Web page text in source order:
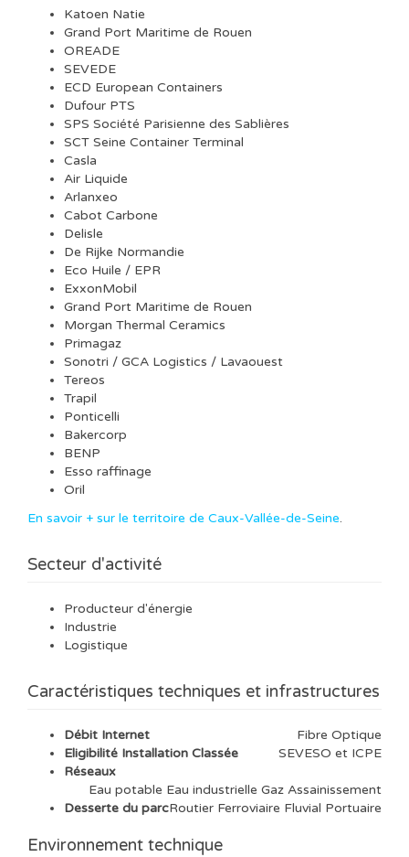
Katoen Natie
Grand Port Maritime de Rouen
OREADE
SEVEDE
ECD European Containers
Dufour PTS
SPS Société Parisienne des Sablières
SCT Seine Container Terminal
Casla
Air Liquide
Arlanxeo
Cabot Carbone
Delisle
De Rijke Normandie
Eco Huile / EPR
ExxonMobil
Grand Port Maritime de Rouen
Morgan Thermal Ceramics
Primagaz
Sonotri / GCA Logistics / Lavaouest
Tereos
Trapil
Ponticelli
Bakercorp
BENP
Esso raffinage
Oril
En savoir + sur le territoire de Caux-Vallée-de-Seine.
Secteur d'activité
Producteur d'énergie
Industrie
Logistique
Caractéristiques techniques et infrastructures
Débit Internet
Fibre Optique
Eligibilité Installation Classée
SEVESO et ICPE
Réseaux
Eau potable Eau industrielle Gaz Assainissement
Desserte du parcRoutier Ferroviaire Fluvial Portuaire
Environnement technique